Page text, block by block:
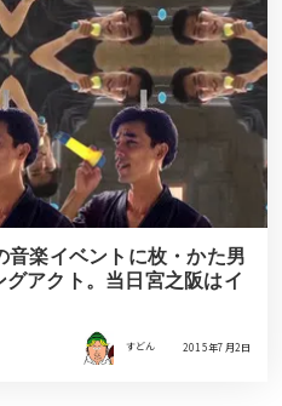
音楽イベントに枚・かた男
アクト。当日宮之阪はイ
すどん 2015年7月2日